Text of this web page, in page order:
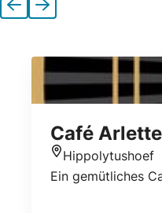
Vorherige
Nächste
Café Arlette
Standort
Hippolytushoef
Ein gemütliches